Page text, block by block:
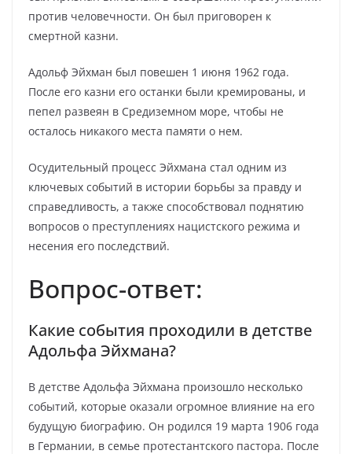
против человечности. Он был приговорен к
смертной казни.
Адольф Эйхман был повешен 1 июня 1962 года.
После его казни его останки были кремированы, и
пепел развеян в Средиземном море, чтобы не
осталось никакого места памяти о нем.
Осудительный процесс Эйхмана стал одним из
ключевых событий в истории борьбы за правду и
справедливость, а также способствовал поднятию
вопросов о преступлениях нацистского режима и
несения его последствий.
Вопрос-ответ:
Какие события проходили в детстве
Адольфа Эйхмана?
В детстве Адольфа Эйхмана произошло несколько
событий, которые оказали огромное влияние на его
будущую биографию. Он родился 19 марта 1906 года
в Германии, в семье протестантского пастора. После